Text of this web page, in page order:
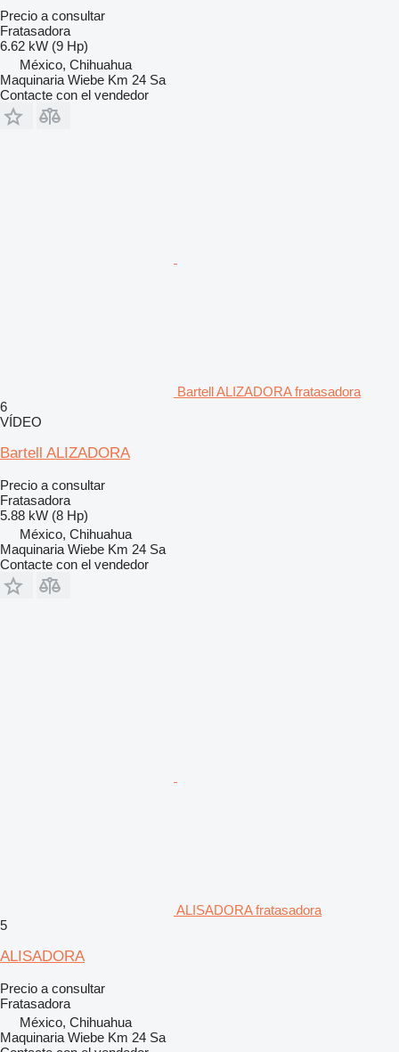
Precio a consultar
Fratasadora
6.62 kW (9 Hp)
México, Chihuahua
Maquinaria Wiebe Km 24 Sa
Contacte con el vendedor
Bartell ALIZADORA fratasadora
6
VÍDEO
Bartell ALIZADORA
Precio a consultar
Fratasadora
5.88 kW (8 Hp)
México, Chihuahua
Maquinaria Wiebe Km 24 Sa
Contacte con el vendedor
ALISADORA fratasadora
5
ALISADORA
Precio a consultar
Fratasadora
México, Chihuahua
Maquinaria Wiebe Km 24 Sa